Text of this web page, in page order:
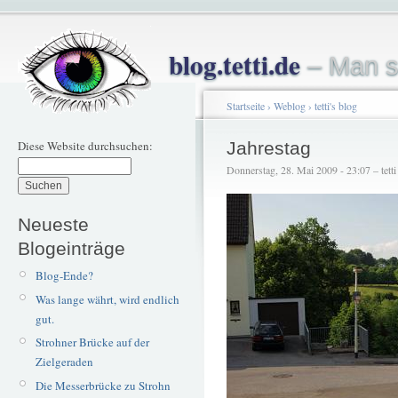
blog.tetti.de– Man
Diese Website durchsuchen:
Neueste
Blogeinträge
Blog-Ende?
Was lange währt, wird endlich
gut.
Strohner Brücke auf der
Zielgeraden
Die Messerbrücke zu Strohn
Startseite› Weblog› tetti's blog
Jahrestag
Donnerstag, 28. Mai 2009 - 23:07 – tetti